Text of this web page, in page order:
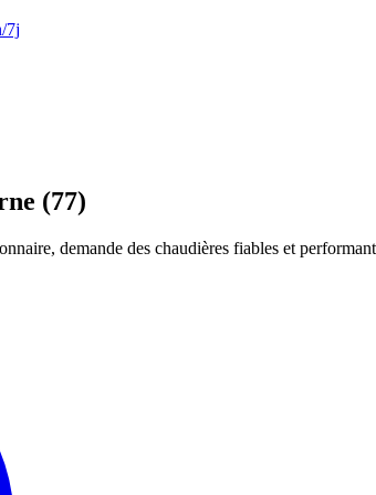
7j
(77)
demande des chaudières fiables et